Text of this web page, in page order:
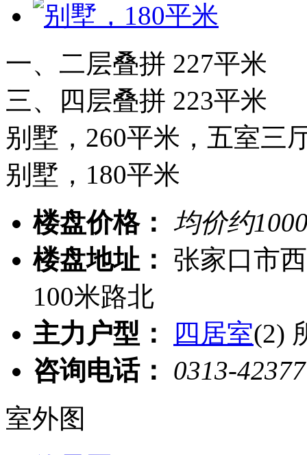
一、二层叠拼 227平米
三、四层叠拼 223平米
别墅，260平米，五室三
别墅，180平米
楼盘价格：
均价约
楼盘地址：
张家口市
100米路北
主力户型：
四居室(2)
咨询电话：
0313-
室外图